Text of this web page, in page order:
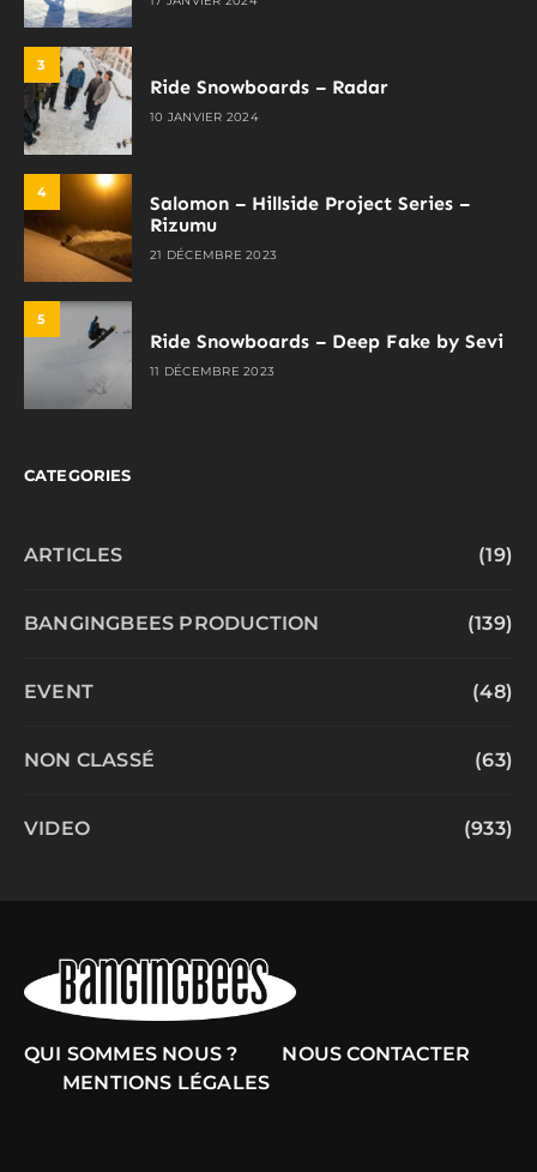
3
Ride Snowboards – Radar
10 JANVIER 2024
4
Salomon – Hillside Project Series –
Rizumu
21 DÉCEMBRE 2023
5
Ride Snowboards – Deep Fake by Sevi
11 DÉCEMBRE 2023
CATEGORIES
ARTICLES (19)
BANGINGBEES PRODUCTION (139)
EVENT (48)
NON CLASSÉ (63)
VIDEO (933)
QUI SOMMES NOUS ?
NOUS CONTACTER
MENTIONS LÉGALES